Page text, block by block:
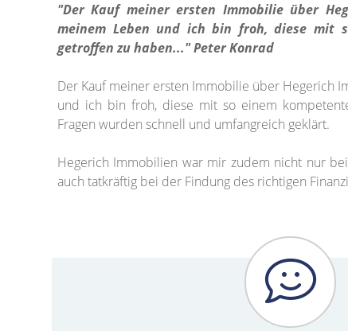
"Der Kauf meiner ersten Immobilie über
meinem Leben und ich bin froh, diese mit
getroffen zu haben..." Peter Konrad
Der Kauf meiner ersten Immobilie über Hegerich
und ich bin froh, diese mit so einem
Fragen wurden schnell und umfangreich geklärt.
Hegerich Immobilien war mir zudem nicht nur
auch tatkräftig bei der Findung des richtigen